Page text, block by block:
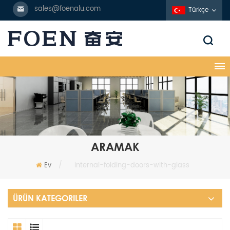
sales@foenalu.com Türkçe
ARAMAK
Ev / internal-folding-doors-with-glass
ÜRÜN KATEGORILER